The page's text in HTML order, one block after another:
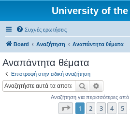
University of the
Συχνές ερωτήσεις
Board Αναζήτηση Αναπάντητα θέματα
Αναπάντητα θέματα
Επιστροφή στην ειδική αναζήτηση
Αναζήτηση
Αναζήτηση για περισσότερες
Σελίδα από20
1 2 3 4 5